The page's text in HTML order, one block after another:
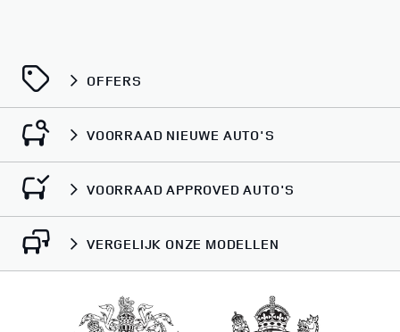
OFFERS
VOORRAAD NIEUWE AUTO'S
VOORRAAD APPROVED AUTO'S
VERGELIJK ONZE MODELLEN